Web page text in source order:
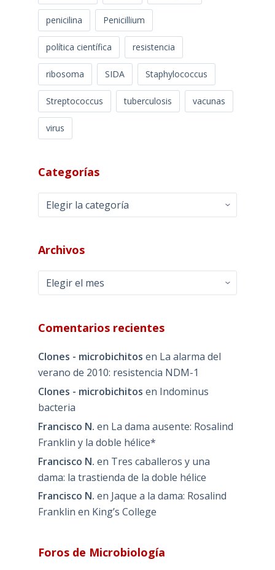
penicilina Penicillium
política científica resistencia
ribosoma SIDA Staphylococcus
Streptococcus tuberculosis vacunas
virus
Categorías
Categorías
Archivos
Archivos
Comentarios recientes
Clones - microbichitos en La alarma del
verano de 2010: resistencia NDM-1
Clones - microbichitos en Indominus
bacteria
Francisco N. en La dama ausente: Rosalind
Franklin y la doble hélice*
Francisco N. en Tres caballeros y una
dama: la trastienda de la doble hélice
Francisco N. en Jaque a la dama: Rosalind
Franklin en King’s College
Foros de Microbiología